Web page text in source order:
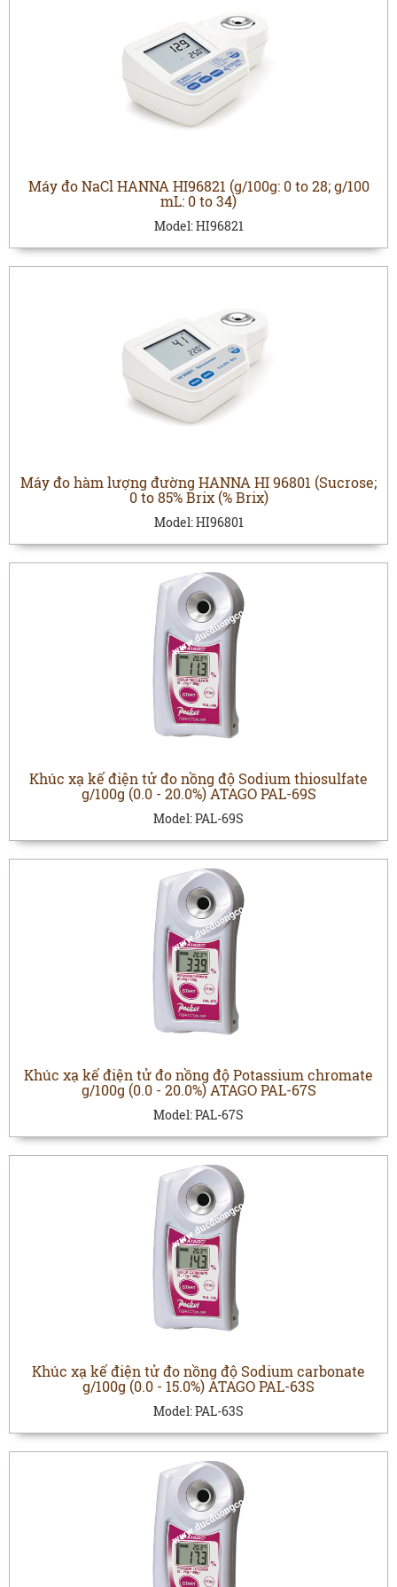
Máy đo NaCl HANNA HI96821 (g/100g: 0 to 28; g/100
mL: 0 to 34)
Model:HI96821
Máy đo hàm lượng đường HANNA HI 96801 (Sucrose;
0 to 85% Brix (% Brix)
Model:HI96801
Khúc xạ kế điện tử đo nồng độ Sodium thiosulfate
g/100g (0.0 - 20.0%) ATAGO PAL-69S
Model:PAL-69S
Khúc xạ kế điện tử đo nồng độ Potassium chromate
g/100g (0.0 - 20.0%) ATAGO PAL-67S
Model:PAL-67S
Khúc xạ kế điện tử đo nồng độ Sodium carbonate
g/100g (0.0 - 15.0%) ATAGO PAL-63S
Model:PAL-63S